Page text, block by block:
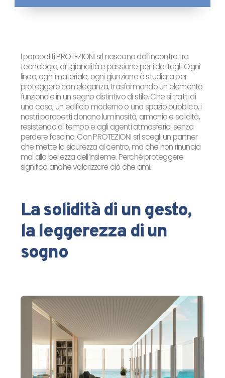
I parapetti PROTEZIONI srl nascono dall’incontro tra
tecnologia, artigianalità e passione per i dettagli. Ogni
linea, ogni materiale, ogni giunzione è studiata per
proteggere con eleganza, trasformando un elemento
funzionale in un segno distintivo di stile. Che si tratti di
una casa, un edificio moderno o uno spazio pubblico, i
nostri parapetti donano luminosità, armonia e solidità,
resistendo al tempo e agli agenti atmosferici senza
perdere fascino. Con PROTEZIONI srl scegli un partner
che mette la sicurezza al centro, ma che non rinuncia
mai alla bellezza dell’insieme. Perché proteggere
significa anche valorizzare ciò che ami.
La solidità di un gesto,
la leggerezza di un
sogno